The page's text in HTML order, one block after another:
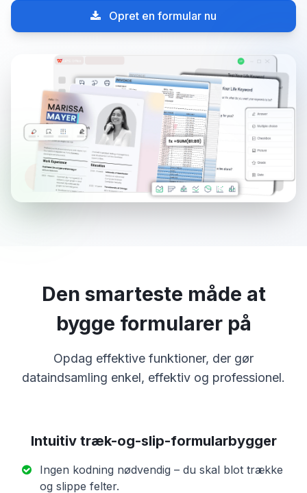
Opret en formular nu
Den smarteste måde at
bygge formularer på
Opdag effektive funktioner, der gør
dataindsamling enkel, effektiv og professionel.
Intuitiv træk-og-slip-formularbygger
Ingen kodning nødvendig – du skal blot trække
og slippe felter.